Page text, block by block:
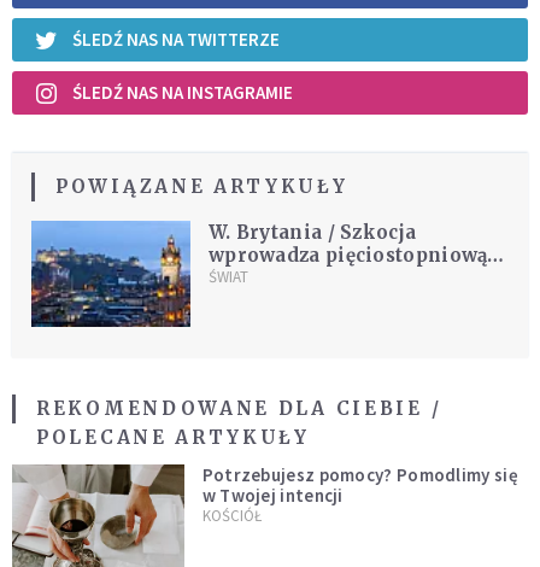
ŚLEDŹ NAS NA TWITTERZE
ŚLEDŹ NAS NA INSTAGRAMIE
POWIĄZANE ARTYKUŁY
W. Brytania / Szkocja
wprowadza pięciostopniową
skalę restrykcji z powodu
ŚWIAT
REKOMENDOWANE DLA CIEBIE /
POLECANE ARTYKUŁY
Potrzebujesz pomocy? Pomodlimy się
w Twojej intencji
KOŚCIÓŁ